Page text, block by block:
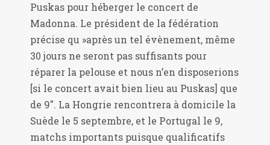
Puskas pour héberger le concert de
Madonna. Le président de la fédération
précise qu »après un tel évènement, même
30 jours ne seront pas suffisants pour
réparer la pelouse et nous n’en disposerions
[si le concert avait bien lieu au Puskas] que
de 9″. La Hongrie rencontrera à domicile la
Suède le 5 septembre, et le Portugal le 9,
matchs importants puisque qualificatifs